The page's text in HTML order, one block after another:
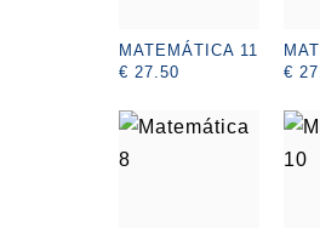
MATEMÁTICA 11
€ 27.50
€